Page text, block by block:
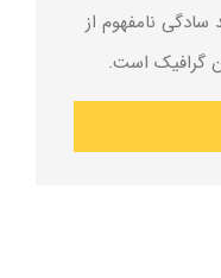
نامفهوم از
گرافیک است.